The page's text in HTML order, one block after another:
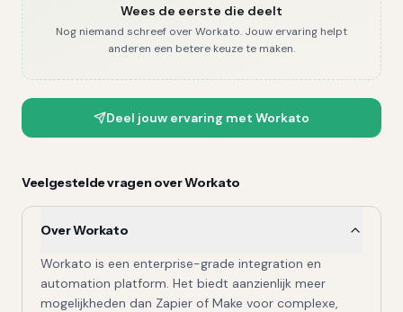
Wees de eerste die deelt
Nog niemand schreef overWorkato. Jouw ervaring helpt
anderen een betere keuze te maken.
Deel jouw ervaring met Workato
Veelgestelde vragen overWorkato
Over Workato
Workato is een enterprise-grade integration en
automation platform. Het biedt aanzienlijk meer
mogelijkheden dan Zapier of Make voor complexe,